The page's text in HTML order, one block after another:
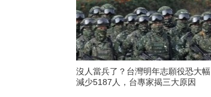
沒人當兵了？台灣明年志願役恐大幅
減少5187人，台專家揭三大原因